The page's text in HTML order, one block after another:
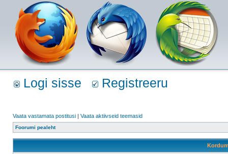
Logi sisse Registreeru
Vaata vastamata postitusi | Vaata aktiivseid teemasid
Foorumi pealeht